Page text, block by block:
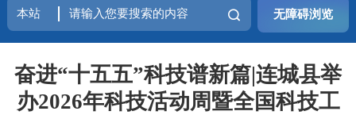
无障碍浏览
奋进“十五五”科技谱新篇|连城县举
办2026年科技活动周暨全国科技工